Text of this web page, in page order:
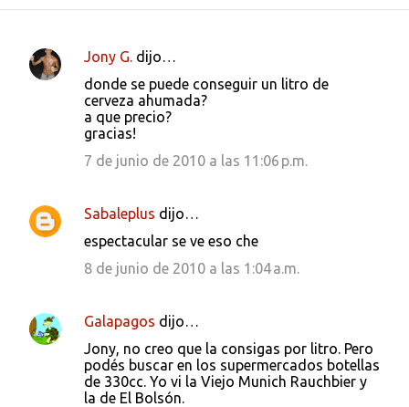
C
a
s
Jony G. dijo…
donde se puede conseguir un litro de
cerveza ahumada?
a que precio?
gracias!
7 de junio de 2010 a las 11:06 p.m.
Sabaleplus dijo…
espectacular se ve eso che
8 de junio de 2010 a las 1:04 a.m.
Galapagos dijo…
Jony, no creo que la consigas por litro. Pero
podés buscar en los supermercados botellas
de 330cc. Yo vi la Viejo Munich Rauchbier y
la de El Bolsón.